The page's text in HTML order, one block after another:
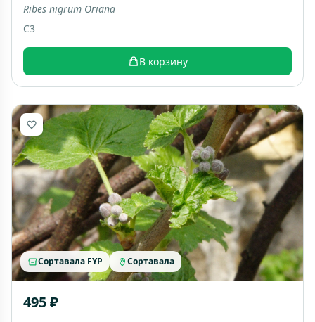
Ribes nigrum Oriana
C3
В корзину
Сортавала FYP Сортавала
495 ₽